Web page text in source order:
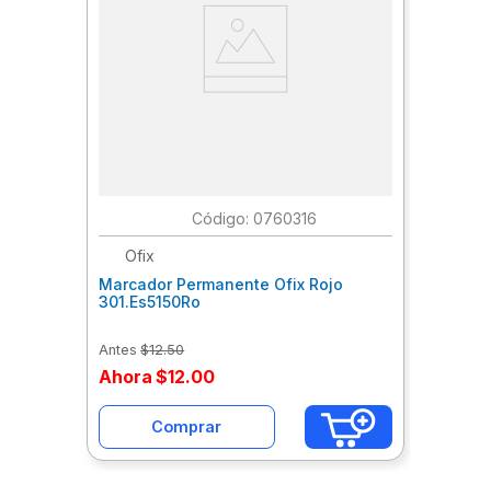
: 0760316
Ofix
Marcador Permanente Ofix Rojo
301.Es5150Ro
Antes $12.50
Ahora $12.00
Comprar